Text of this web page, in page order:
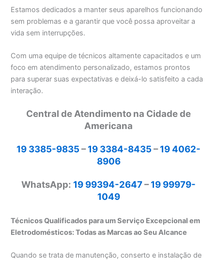
Estamos dedicados a manter seus aparelhos funcionando
sem problemas e a garantir que você possa aproveitar a
vida sem interrupções.
Com uma equipe de técnicos altamente capacitados e um
foco em atendimento personalizado, estamos prontos
para superar suas expectativas e deixá-lo satisfeito a cada
interação.
Central de Atendimento na Cidade de
Americana
19 3385-9835 –19 3384-8435 –19 4062-
8906
WhatsApp: 19 99394-2647–19 99979-
1049
Técnicos Qualificados para um Serviço Excepcional em
Eletrodomésticos: Todas as Marcas ao Seu Alcance
Quando se trata de manutenção, conserto e instalação de